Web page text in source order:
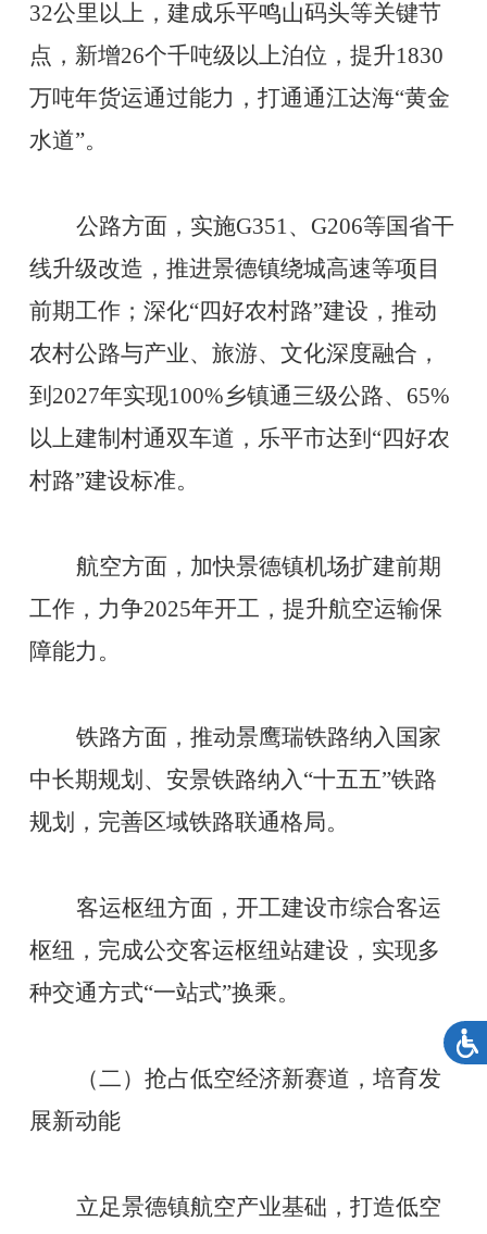
32公里以上，建成乐平鸣山码头等关键节
点，新增26个千吨级以上泊位，提升1830
万吨年货运通过能力，打通通江达海“黄金
水道”。
公路方面，实施G351、G206等国省干
线升级改造，推进景德镇绕城高速等项目
前期工作；深化“四好农村路”建设，推动
农村公路与产业、旅游、文化深度融合，
到2027年实现100%乡镇通三级公路、65%
以上建制村通双车道，乐平市达到“四好农
村路”建设标准。
航空方面，加快景德镇机场扩建前期
工作，力争2025年开工，提升航空运输保
障能力。
铁路方面，推动景鹰瑞铁路纳入国家
中长期规划、安景铁路纳入 “十五五”铁路
规划，完善区域铁路联通格局。
客运枢纽方面，开工建设市综合客运
枢纽，完成公交客运枢纽站建设，实现多
种交通方式“一站式”换乘。
（二）抢占低空经济新赛道，培育发
展新动能
立足景德镇航空产业基础，打造低空